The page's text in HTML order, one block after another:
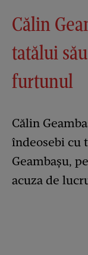
Călin
tatălui
furtunul
Călin
îndeosebi cu
Geambașu,
acuza de